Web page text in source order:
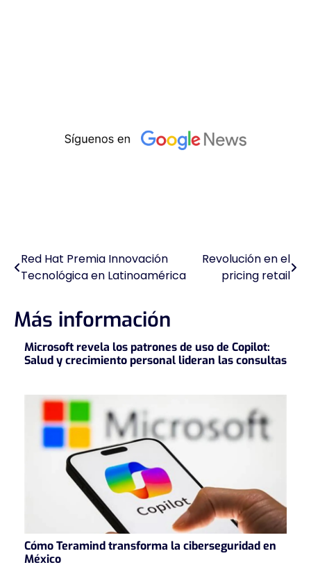
Navegación
entradas
Red Hat Premia Innovación
Tecnológica en Latinoamérica
Revolución en el
pricing retail
Más información
Microsoft revela los patrones de uso de Copilot:
Salud y crecimiento personal lideran las consultas
Cómo Teramind transforma la ciberseguridad en
México